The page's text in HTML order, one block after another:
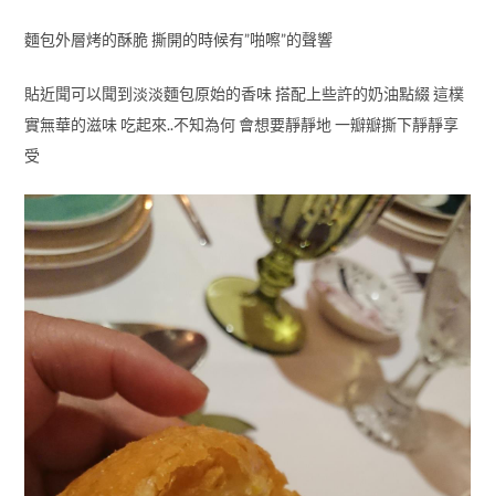
麵包外層烤的酥脆 撕開的時候有”啪嚓”的聲響
貼近聞可以聞到淡淡麵包原始的香味 搭配上些許的奶油點綴 這樸
實無華的滋味 吃起來..不知為何 會想要靜靜地 一瓣瓣撕下靜靜享
受